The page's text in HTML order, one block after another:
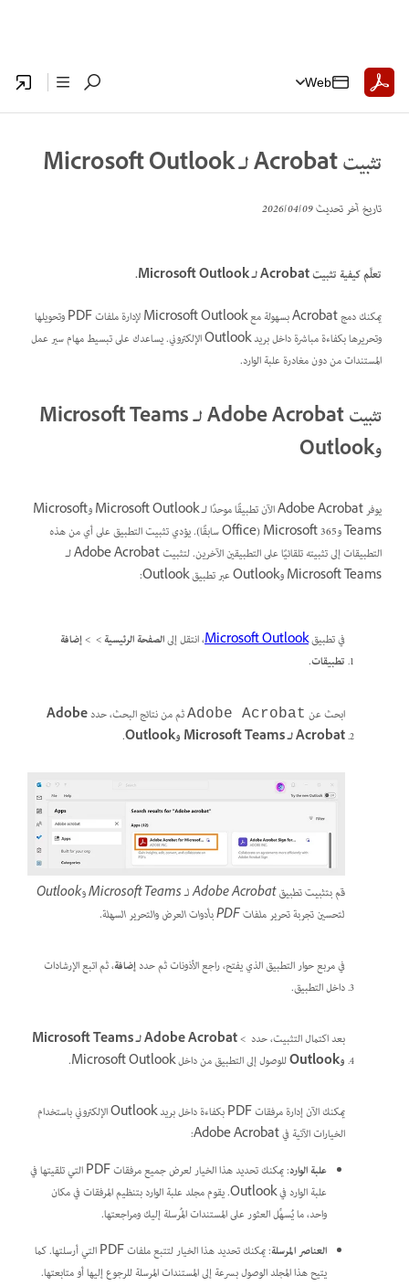
Web
تثبيت Acrobat لـ Microsoft Outlook
تاريخ آخر تحديث09‏/04‏/2026
تعلَّم كيفية تثبيت Acrobat لـ Microsoft Outlook.
يمكنك دمج Acrobat بسهولة مع Microsoft Outlook لإدارة ملفات PDF وتحويلها
وتحريرها بكفاءة مباشرة داخل بريد Outlook الإلكتروني. يساعدك على تبسيط مهام سير عمل
المستندات من دون مغادرة علبة الوارد.
تثبيت Adobe Acrobat لـ Microsoft Teams
وOutlook
يوفر Adobe Acrobat الآن تطبيقًا موحدًا لـ Microsoft Outlook وMicrosoft
Teams وMicrosoft 365 (Office سابقًا). يؤدي تثبيت التطبيق على أي من هذه
التطبيقات إلى تثبيته تلقائيًا على التطبيقين الآخرين. لتثبيت Adobe Acrobat لـ
Microsoft Teams وOutlook عبر تطبيق Outlook:
في تطبيقMicrosoft Outlook، انتقل إلىالصفحة الرئيسية>
>إضافة
تطبيقات.
ابحث عن Adobe Acrobatثم من نتائج البحث، حددAdobe
Acrobat لـ Microsoft Teams وOutlook
.
قم بتثبيت تطبيق Adobe Acrobat لـ Microsoft Teams وOutlook
لتحسين تجربة تحرير ملفات PDF بأدوات العرض والتحرير السهلة.
في مربع حوار التطبيق الذي يفتح، راجع الأذونات ثم حددإضافة، ثم اتبع الإرشادات
داخل التطبيق.
بعد اكتمال التثبيت، حدد >
Adobe Acrobat لـ Microsoft Teams
وOutlook
للوصول إلى التطبيق من داخل Microsoft Outlook.
يمكنك الآن إدارة مرفقات PDF بكفاءة داخل بريد Outlook الإلكتروني باستخدام
الخيارات الآتية في Adobe Acrobat:
علبة الوارد
: يمكنك تحديد هذا الخيار لعرض جميع مرفقات PDF التي تلقيتها في
علبة الوارد في Outlook. يقوم مجلد علبة الوارد بتنظيم المرفقات في مكان
واحد، ما يُسهِّل العثور على المستندات المُرسلة إليك ومراجعتها.
العناصر المرسلة
: يمكنك تحديد هذا الخيار لتتبع ملفات PDF التي أرسلتها. كما
يتيح هذا المجلد الوصول بسرعة إلى المستندات المرسلة للرجوع إليها أو متابعتها.